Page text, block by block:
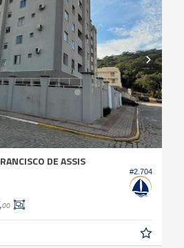
#2.704
DE ASSIS
00